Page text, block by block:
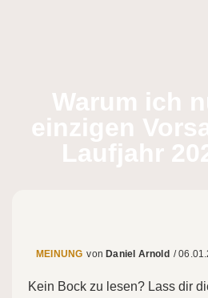
Warum ich
einzigen
Laufjahr
MEINUNG Daniel Arnold /
Kein Bock zu lesen? Lass dir